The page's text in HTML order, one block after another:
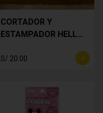
CORTADOR Y
ESTAMPADOR HELLO
S/ 20.00